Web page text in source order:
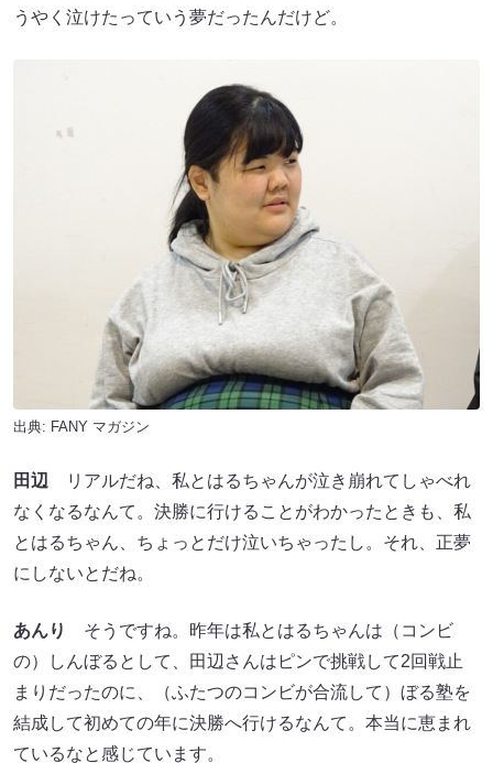
うやく泣けたっていう夢だったんだけど。
出典: FANY マガジン
田辺 リアルだね、私とはるちゃんが泣き崩れてしゃべれ
なくなるなんて。決勝に行けることがわかったときも、私
とはるちゃん、ちょっとだけ泣いちゃったし。それ、正夢
にしないとだね。
あんり
そうですね。昨年は私とはるちゃんは（コンビ
の）しんぼるとして、田辺さんはピンで挑戦して2回戦止
まりだったのに、（ふたつのコンビが合流して）ぼる塾を
結成して初めての年に決勝へ行けるなんて。本当に恵まれ
ているなと感じています。